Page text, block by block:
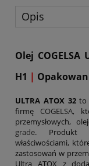
Opis
Olej COGELSA
H1 |
ULTRA ATOX 32to
firmę COGELSA,
przemysłowych,
grade. Produkt
właściwościami,
zastosowań w
Ultra ATOX z